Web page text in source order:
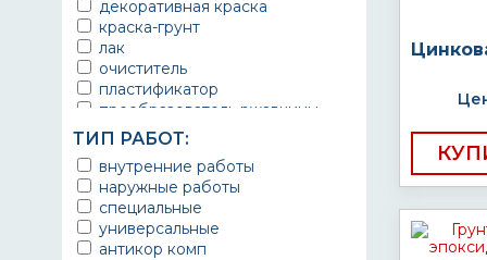
декоративная краска
краска-грунт
лак
очиститель
пластификатор
преобразователь ржавчины
эмаль
Краска
Покрытие
грунт эмаль
защитное покрытие
ТИП РАБОТ:
внутренние работы
наружные работы
специальные
универсальные
антикор комп